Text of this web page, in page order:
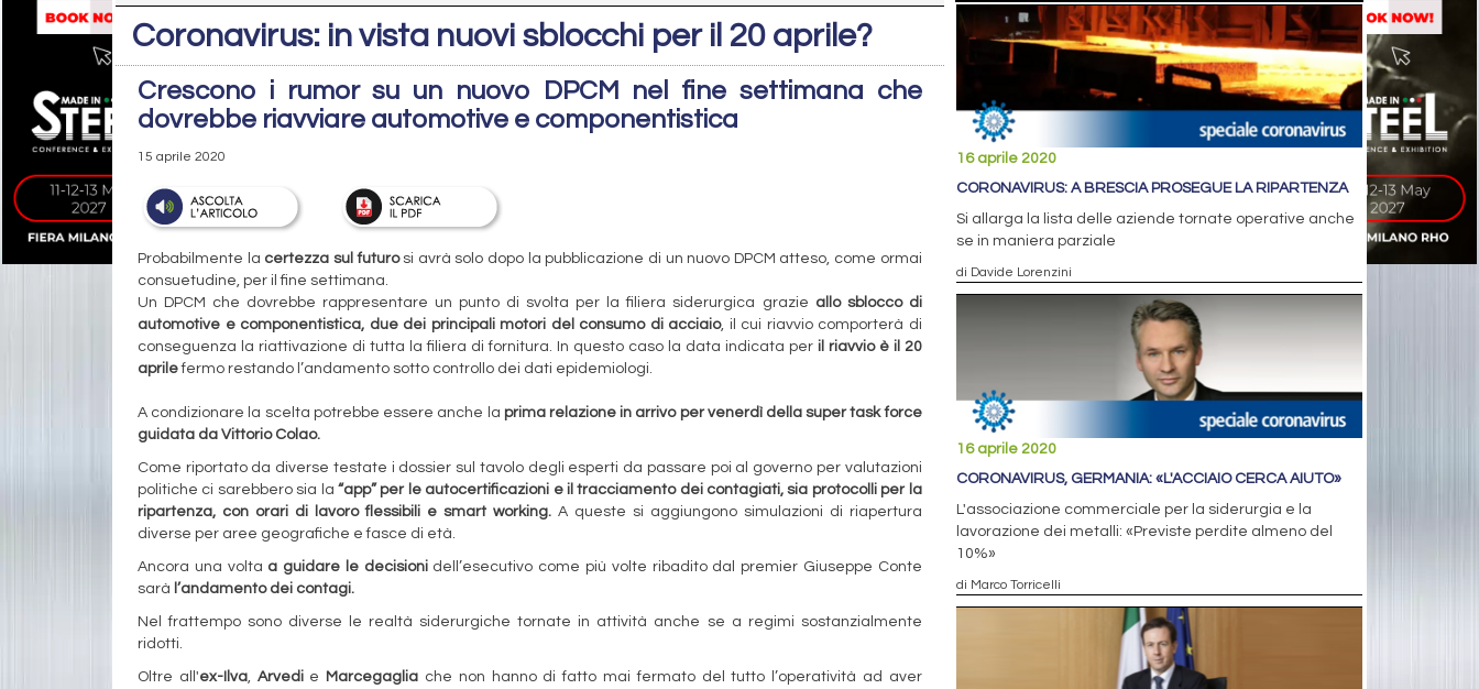
Coronavirus: in vista nuovi sblocchi per il 20 aprile?
Crescono i rumor su un nuovo DPCM nel fine settimana che
dovrebbe riavviare automotive e componentistica
15 aprile 2020
Probabilmente la certezza sul futurosi avrà solo dopo la pubblicazione di un nuovo DPCM atteso, come ormai
consuetudine, per il fine settimana.
Un DPCM che dovrebbe rappresentare un punto di svolta per la filiera siderurgica grazie allo sblocco di
automotive e componentistica, due dei principali motori del consumo di acciaio, il cui riavvio comporterà di
conseguenza la riattivazione di tutta la filiera di fornitura. In questo caso la data indicata per il riavvio è il 20
aprilefermo restando l’andamento sotto controllo dei dati epidemiologi.
A condizionare la scelta potrebbe essere anche la prima relazione in arrivo per venerdì della super task force
guidata da Vittorio Colao.
Come riportato da diverse testate i dossier sul tavolo degli esperti da passare poi al governo per valutazioni
politiche ci sarebbero sia la “app” per le autocertificazioni e il tracciamento dei contagiati, sia protocolli per la
ripartenza, con orari di lavoro flessibili e smart working.A queste si aggiungono simulazioni di riapertura
diverse per aree geografiche e fasce di età.
Ancora una volta a guidare le decisionidell’esecutivo come più volte ribadito dal premier Giuseppe Conte
sarà l’andamento dei contagi.
Nel frattempo sono diverse le realtà siderurgiche tornate in attività anche se a regimi sostanzialmente
ridotti.
Oltre all'ex-Ilva, Arvedie Marcegaglia che non hanno di fatto mai fermato del tutto l’operatività ad aver
16 aprile 2020
CORONAVIRUS: A BRESCIA PROSEGUE LA RIPARTENZA
Si allarga la lista delle aziende tornate operative anche
se in maniera parziale
di Davide Lorenzini
16 aprile 2020
CORONAVIRUS, GERMANIA: «L'ACCIAIO CERCA AIUTO»
L'associazione commerciale per la siderurgia e la
lavorazione dei metalli: «Previste perdite almeno del
10%»
di Marco Torricelli